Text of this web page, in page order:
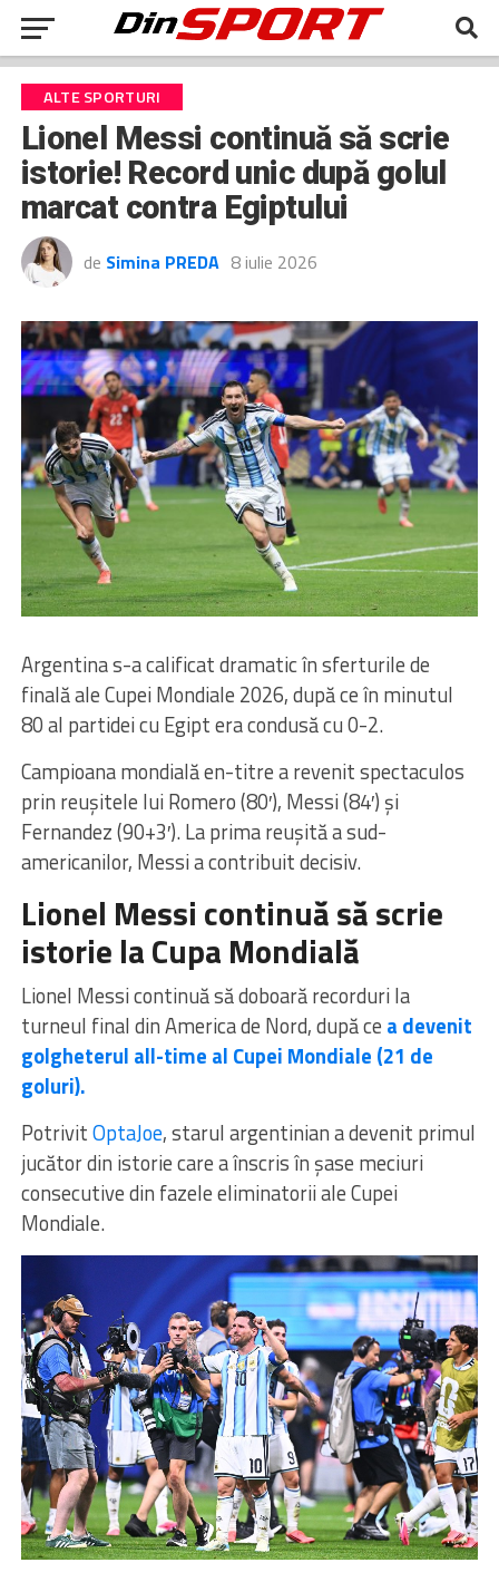
ALTE SPORTURI
Lionel Messi continuă să scrie
istorie! Record unic după golul
marcat contra Egiptului
de Simina PREDA 8 iulie 2026
Argentina s-a calificat dramatic în sferturile de
finală ale Cupei Mondiale 2026, după ce în minutul
80 al partidei cu Egipt era condusă cu 0-2.
Campioana mondială en-titre a revenit spectaculos
prin reușitele lui Romero (80′), Messi (84′) și
Fernandez (90+3′). La prima reușită a sud-
americanilor, Messi a contribuit decisiv.
Lionel Messi continuă să scrie
istorie la Cupa Mondială
Lionel Messi continuă să doboară recorduri la
turneul final din America de Nord, după ce a devenit
golgheterul all-time al Cupei Mondiale (21 de
goluri).
PotrivitOptaJoe, starul argentinian a devenit primul
jucător din istorie care a înscris în șase meciuri
consecutive din fazele eliminatorii ale Cupei
Mondiale.